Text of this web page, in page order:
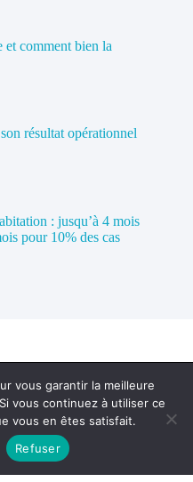
et comment bien la
résultat opérationnel
: jusqu’à 4 mois
pour 10% des cas
Contact
ba.com
vous garantir la meilleure
vous continuez à utiliser ce
vous en êtes satisfait.
Refuser